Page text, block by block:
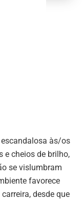
às/os
e cheios de brilho,
se vislumbram
favorece
desde que